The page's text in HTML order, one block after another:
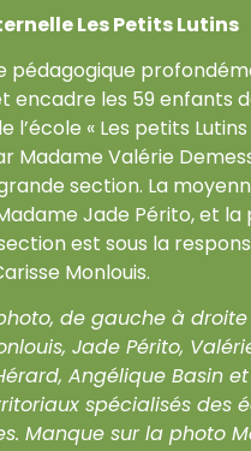
Les Petits Lutins
pédagogique
encadre les 59 enfants
l’école « Les petits
Madame Valérie
section. La
Jade Périto, et
est sous la
Monlouis.
de gauche à
Jade Périto,
Angélique Basin
spécialisés des
Manque sur la photo